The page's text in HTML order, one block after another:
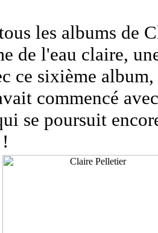
les albums de
de l'eau claire,
ce sixième
commencé
se poursuit